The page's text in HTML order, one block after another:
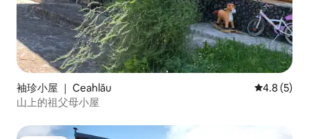
袖珍小屋 ｜ Ceahlău 平均评分
4.8 (5)
山上的祖父母小屋